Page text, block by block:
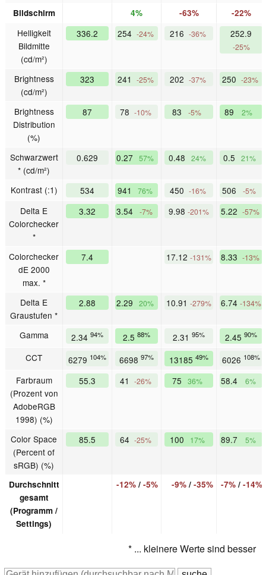
Bildschirm 4% -63% -22%
Helligkeit
Bildmitte
(cd/m²)
336.2 254 -24% 216 -36% 252.9
-25%
Brightness
(cd/m²)
323 241 -25% 202 -37% 250 -23%
Brightness
Distribution
(%)
87 78 -10% 83 -5% 89 2%
Schwarzwert
* (cd/m²)
0.629 0.27 57% 0.48 24% 0.5 21%
Kontrast (:1) 534 941 76% 450 -16% 506 -5%
Delta E
Colorchecker
*
3.32 3.54 -7% 9.98 -201% 5.22 -57%
Colorchecker
dE 2000
max. *
7.4 17.12 -131% 8.33 -13%
Delta E
Graustufen *
2.88 2.29 20% 10.91 -279% 6.74 -134%
Gamma 2.34 94% 2.5 88% 2.31 95% 2.45 90%
CCT 6279 104% 6698 97% 13185 49% 6026 108%
Farbraum
(Prozent von
AdobeRGB
1998) (%)
55.3 41 -26% 75 36% 58.4 6%
Color Space
(Percent of
sRGB) (%)
85.5 64 -25% 100 17% 89.7 5%
Durchschnitt
gesamt
(Programm /
Settings)
-12%/ -5% -9%/ -35% -7%/ -14%
* ... kleinere Werte sind besser